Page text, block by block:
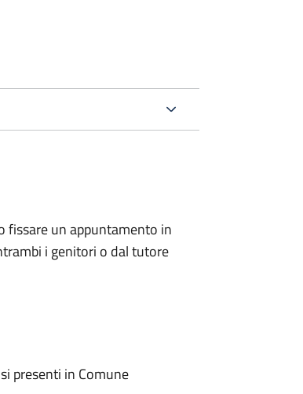
fissare un appuntamento in
i genitori o dal tutore
presenti in Comune